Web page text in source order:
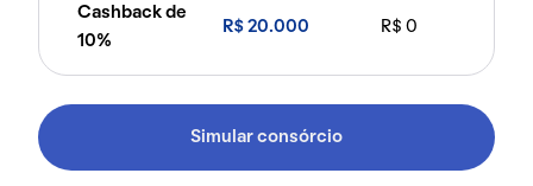
Cashback de
10%
R$ 20.000 R$ 0
Simular consórcio